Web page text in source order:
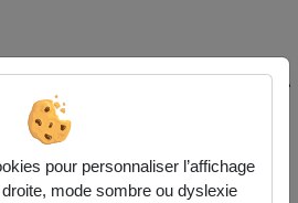
de l'université Paris
sur Médiathèque de l'université
pour personnaliser l’affichage
mode sombre ou dyslexie